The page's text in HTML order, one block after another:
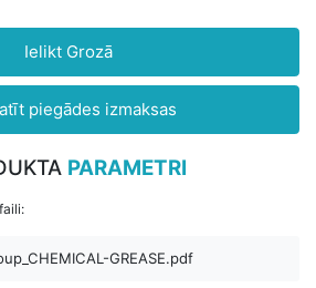
Ielikt Grozā
piegādes izmaksas
PARAMETRI
GREASE.pdf